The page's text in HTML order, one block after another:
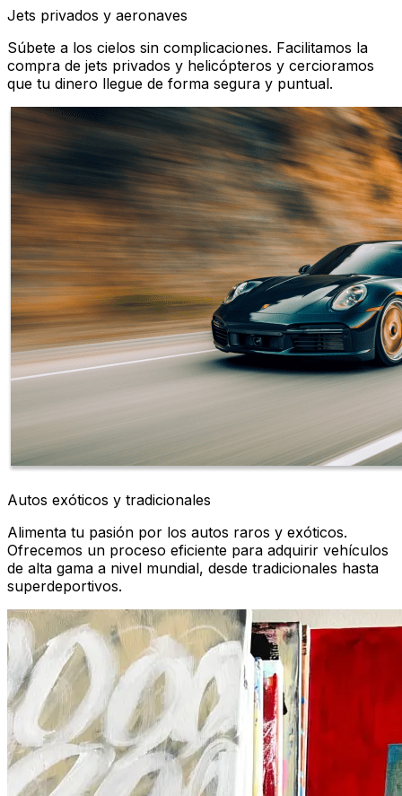
Jets privados y aeronaves
Súbete a los cielos sin complicaciones. Facilitamos la
compra de jets privados y helicópteros y cercioramos
que tu dinero llegue de forma segura y puntual.
Autos exóticos y tradicionales
Alimenta tu pasión por los autos raros y exóticos.
Ofrecemos un proceso eficiente para adquirir vehículos
de alta gama a nivel mundial, desde tradicionales hasta
superdeportivos.